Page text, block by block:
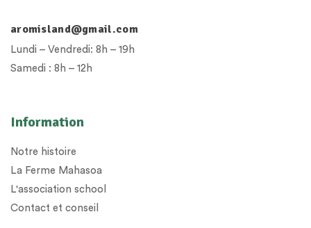
Information
Notre histoire
La Ferme Mahasoa
L'association school
Contact et conseil
aromisland@gmail.com
Lundi – Vendredi: 8h – 19h
Samedi : 8h – 12h